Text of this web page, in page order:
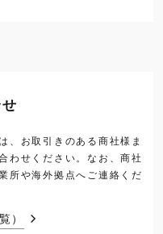
、お取引きのある商社様ま
わせください。なお、商社
所や海外拠点へご連絡くだ
）